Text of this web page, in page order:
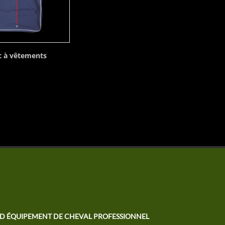
à vêtements
ÉQUIPEMENT DE CHEVAL PROFESSIONNEL